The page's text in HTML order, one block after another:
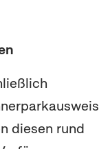
diesen rund